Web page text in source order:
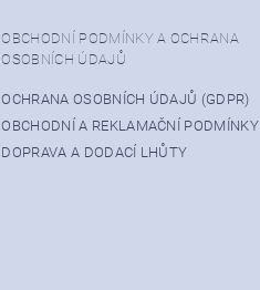
OBCHODNÍ PODMÍNKY A OCHRANA
OSOBNÍCH ÚDAJŮ
OCHRANA OSOBNÍCH ÚDAJŮ (GDPR)
OBCHODNÍ A REKLAMAČNÍ PODMÍNKY
DOPRAVA A DODACÍ LHŮTY